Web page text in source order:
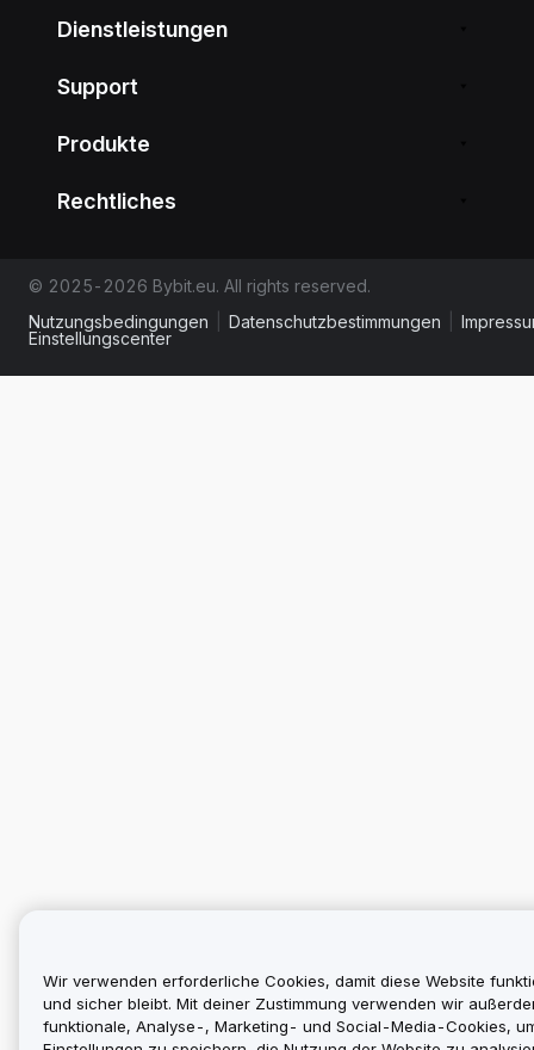
Dienstleistungen
Support
Produkte
Rechtliches
© 2025-2026 Bybit.eu. All rights reserved.
Nutzungsbedingungen
Datenschutzbestimmungen
Einstellungscenter
Wir verwenden erforderliche Cookies, damit diese Website
und sicher bleibt. Mit deiner Zustimmung verwenden wir
funktionale, Analyse-, Marketing- und Social-Media-Cookies,